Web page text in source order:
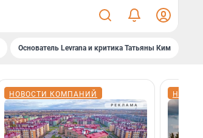
Основатель Levrana и критика Татьяны Ким
НОВОСТИ КОМПАНИЙ